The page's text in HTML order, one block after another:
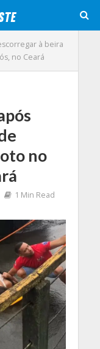
à beira
no Ceará
no
1 Min Read